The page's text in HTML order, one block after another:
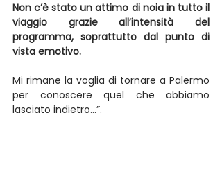
Non c’è stato un attimo di noia in tutto il
viaggio grazie all’intensità del
programma, soprattutto dal punto di
vista emotivo.
Mi rimane la voglia di tornare a Palermo
per conoscere quel che abbiamo
lasciato indietro…”.